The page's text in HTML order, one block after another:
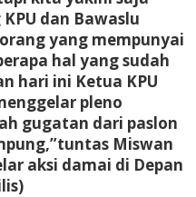
dan Bawaslu
yang mempunyai
hal yang sudah
hari ini Ketua KPU
pleno
gugatan dari paslon
Miswan
aksi damai di Depan